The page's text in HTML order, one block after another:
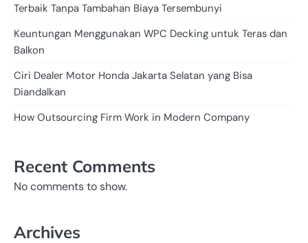
Terbaik Tanpa Tambahan Biaya Tersembunyi
Keuntungan Menggunakan WPC Decking untuk Teras dan
Balkon
Ciri Dealer Motor Honda Jakarta Selatan yang Bisa
Diandalkan
How Outsourcing Firm Work in Modern Company
Recent Comments
No comments to show.
Archives